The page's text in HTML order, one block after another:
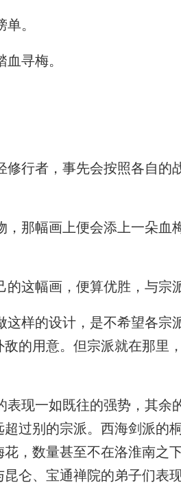
。
寻梅。
行者，事先会按照各自的
那幅画上便会添上一朵血
这幅画，便算优胜，与宗
样的设计，是不希望各宗
敌的用意。但宗派就在那里
现一如既往的强势，其余
过别的宗派。西海剑派的
，数量甚至不在洛淮南之
仑、宝通禅院的弟子们表